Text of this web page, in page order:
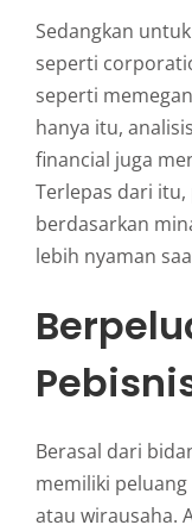
Sedangkan
seperti
seperti
hanya itu,
financial juga
Terlepas dari
berdasarkan
lebih nyaman
Berasal dari
memiliki
atau wirausaha.